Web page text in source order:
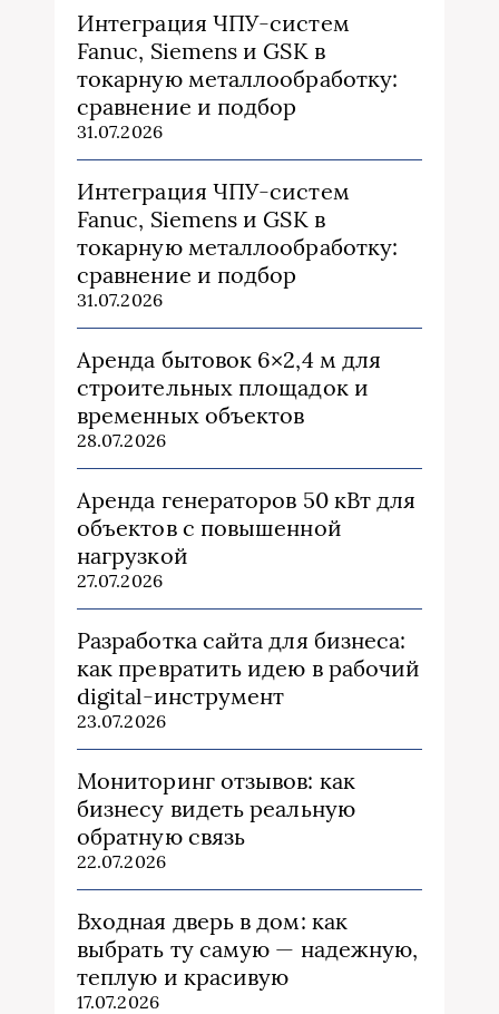
Интеграция ЧПУ-систем
Fanuc, Siemens и GSK в
токарную металлообработку:
сравнение и подбор
31.07.2026
Интеграция ЧПУ-систем
Fanuc, Siemens и GSK в
токарную металлообработку:
сравнение и подбор
31.07.2026
Аренда бытовок 6×2,4 м для
строительных площадок и
временных объектов
28.07.2026
Аренда генераторов 50 кВт для
объектов с повышенной
нагрузкой
27.07.2026
Разработка сайта для бизнеса:
как превратить идею в рабочий
digital-инструмент
23.07.2026
Мониторинг отзывов: как
бизнесу видеть реальную
обратную связь
22.07.2026
Входная дверь в дом: как
выбрать ту самую — надежную,
теплую и красивую
17.07.2026